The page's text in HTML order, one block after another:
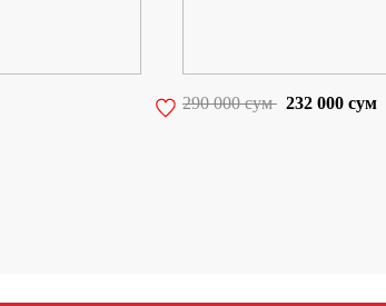
290 000 сум 232 000 сум